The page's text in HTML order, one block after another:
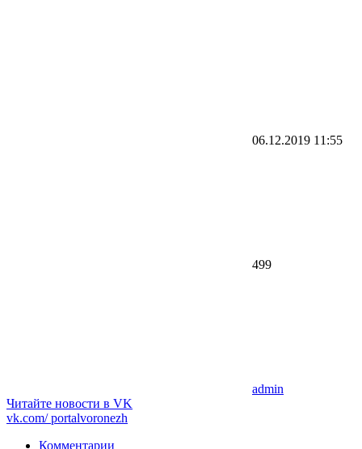
06.12.2019 11:55
499
admin
Читайте новости в VK
vk.com/portalvoronezh
Комментарии